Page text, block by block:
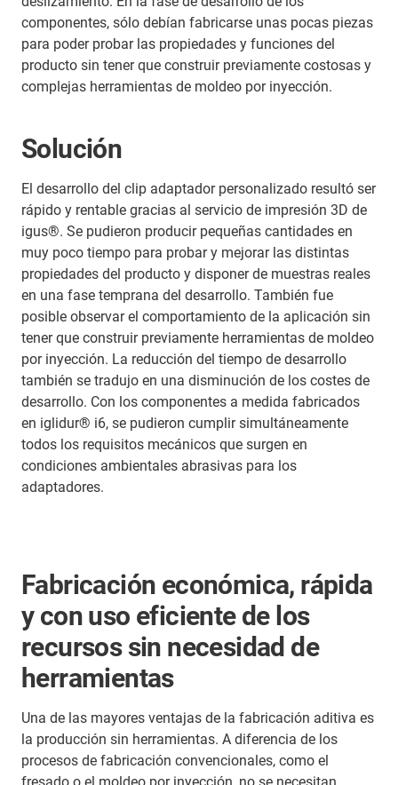
componentes, sólo debían fabricarse unas pocas piezas
para poder probar las propiedades y funciones del
producto sin tener que construir previamente costosas y
complejas herramientas de moldeo por inyección.
Solución
El desarrollo del clip adaptador personalizado resultó ser
rápido y rentable gracias al servicio de impresión 3D de
igus®. Se pudieron producir pequeñas cantidades en
muy poco tiempo para probar y mejorar las distintas
propiedades del producto y disponer de muestras reales
en una fase temprana del desarrollo. También fue
posible observar el comportamiento de la aplicación sin
tener que construir previamente herramientas de moldeo
por inyección. La reducción del tiempo de desarrollo
también se tradujo en una disminución de los costes de
desarrollo. Con los componentes a medida fabricados
en iglidur® i6, se pudieron cumplir simultáneamente
todos los requisitos mecánicos que surgen en
condiciones ambientales abrasivas para los
adaptadores.
Fabricación económica, rápida
y con uso eficiente de los
recursos sin necesidad de
herramientas
Una de las mayores ventajas de la fabricación aditiva es
la producción sin herramientas. A diferencia de los
procesos de fabricación convencionales, como el